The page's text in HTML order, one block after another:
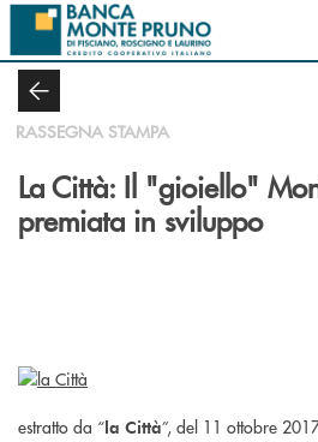
Salta al contenuto principale
RASSEGNA STAMPA
La Città: Il "gioiello"
premiata in sviluppo
estratto da “la Città”, del 11 ottobre